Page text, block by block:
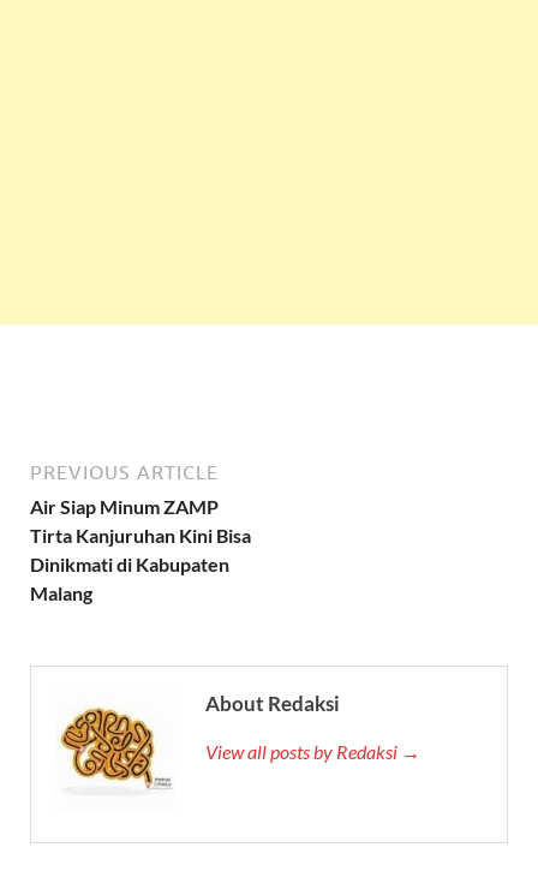
PREVIOUS ARTICLE
Air Siap Minum ZAMP
Tirta Kanjuruhan Kini Bisa
Dinikmati di Kabupaten
Malang
About Redaksi
View all posts by Redaksi →